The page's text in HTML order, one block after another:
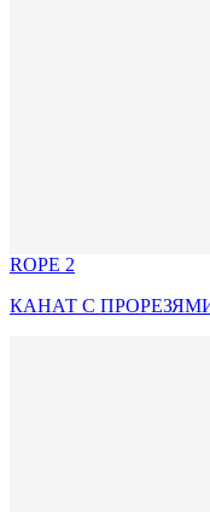
ROPE 2
КАНАТ С